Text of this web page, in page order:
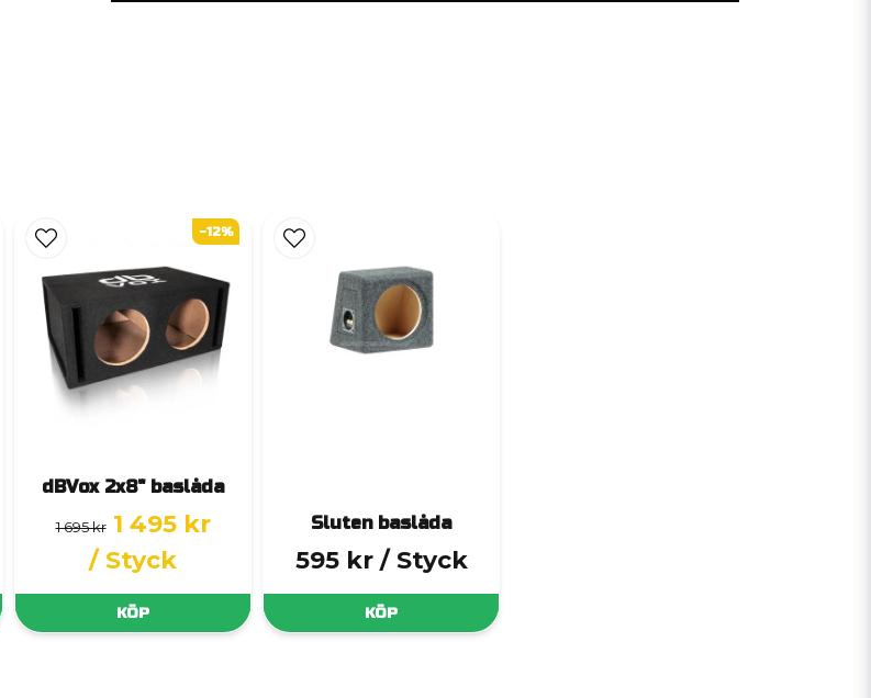
dBVox 2x8" baslåda
1 695 kr 1 495 kr
/ Styck
KÖP
-12%
Sluten baslåda
595 kr / Styck
KÖP